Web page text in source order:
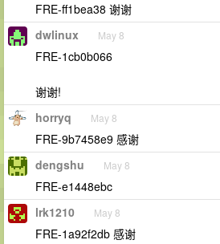
FRE-ff1bea38 谢谢
dwlinux May 8
FRE-1cb0b066
谢谢!
horryq May 8
FRE-9b7458e9 感谢
dengshu May 8
FRE-e1448ebc
lrk1210 May 8
FRE-1a92f2db 感谢